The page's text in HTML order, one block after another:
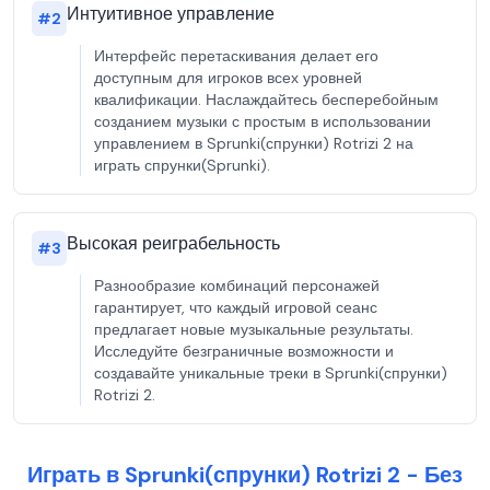
#2 Интуитивное управление
Интерфейс перетаскивания делает его
доступным для игроков всех уровней
квалификации. Наслаждайтесь бесперебойным
созданием музыки с простым в использовании
управлением в Sprunki(спрунки) Rotrizi 2 на
играть спрунки(Sprunki).
#3 Высокая реиграбельность
Разнообразие комбинаций персонажей
гарантирует, что каждый игровой сеанс
предлагает новые музыкальные результаты.
Исследуйте безграничные возможности и
создавайте уникальные треки в Sprunki(спрунки)
Rotrizi 2.
Играть в Sprunki(спрунки) Rotrizi 2 - Без